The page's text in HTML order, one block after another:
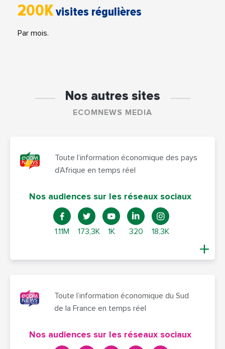
200Kvisites régulières
Par mois.
Nos autres sites
ECOMNEWS MEDIA
Toute l’information économique des pays
d’Afrique en temps réel
Nos audiences sur les réseaux sociaux
1.11M 173,3K 1K 320 18,3K
Toute l’information économique du Sud
de la France en temps réel
Nos audiences sur les réseaux sociaux